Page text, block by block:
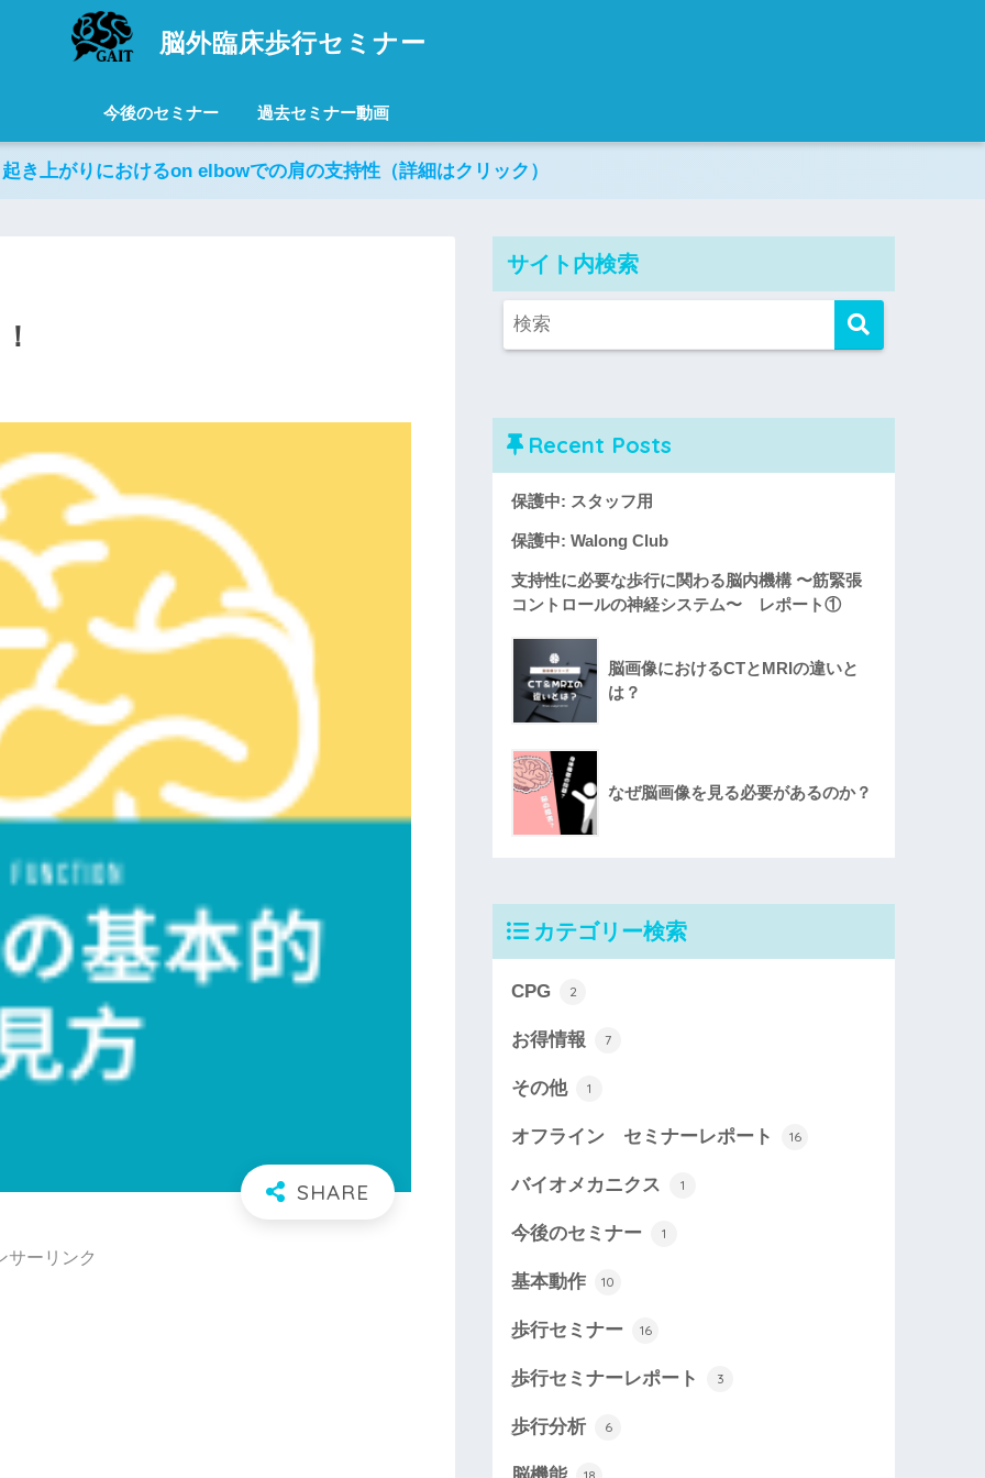
脳外臨床歩行セミナー
今後のセミナー 過去セミナー動画
き上がりにおけるon elbowでの肩の支持性（詳細はクリック）
サーリンク
サイト内検索
Recent Posts
保護中: スタッフ用
保護中: Walong Club
支持性に必要な歩行に関わる脳内機構 〜筋緊張
コントロールの神経システム〜 レポート①
脳画像におけるCTとMRIの違いと
は？
なぜ脳画像を見る必要があるのか？
カテゴリー検索
CPG 2
お得情報 7
その他 1
オフライン セミナーレポート 16
バイオメカニクス 1
今後のセミナー 1
基本動作 10
歩行セミナー 16
歩行セミナーレポート 3
歩行分析 6